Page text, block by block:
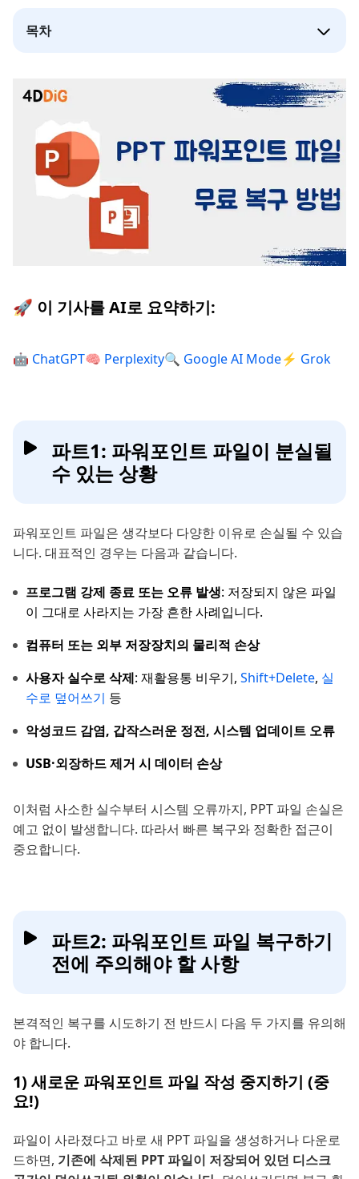
목차
🚀 이 기사를 AI로 요약하기:
🤖 ChatGPT🧠 Perplexity🔍 Google AI Mode⚡ Grok
파트1: 파워포인트 파일이 분실될
수 있는 상황
파워포인트 파일은 생각보다 다양한 이유로 손실될 수 있습
니다. 대표적인 경우는 다음과 같습니다.
프로그램 강제 종료 또는 오류 발생: 저장되지 않은 파일
이 그대로 사라지는 가장 흔한 사례입니다.
컴퓨터 또는 외부 저장장치의 물리적 손상
사용자 실수로 삭제: 재활용통 비우기, Shift+Delete, 실
수로 덮어쓰기 등
악성코드 감염, 갑작스러운 정전, 시스템 업데이트 오류
USB·외장하드 제거 시 데이터 손상
이처럼 사소한 실수부터 시스템 오류까지, PPT 파일 손실은
예고 없이 발생합니다. 따라서 빠른 복구와 정확한 접근이
중요합니다.
파트2: 파워포인트 파일 복구하기
전에 주의해야 할 사항
본격적인 복구를 시도하기 전 반드시 다음 두 가지를 유의해
야 합니다.
1) 새로운 파워포인트 파일 작성 중지하기 (중
요!)
파일이 사라졌다고 바로 새 PPT 파일을 생성하거나 다운로
드하면, 기존에 삭제된 PPT 파일이 저장되어 있던 디스크